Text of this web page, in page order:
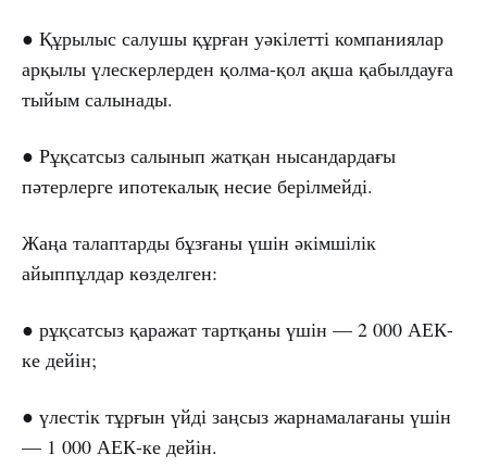
● Құрылыс салушы құрған уәкілетті компаниялар
арқылы үлескерлерден қолма-қол ақша қабылдауға
тыйым салынады.
● Рұқсатсыз салынып жатқан нысандардағы
пәтерлерге ипотекалық несие берілмейді.
Жаңа талаптарды бұзғаны үшін әкімшілік
айыппұлдар көзделген:
● рұқсатсыз қаражат тартқаны үшін — 2 000 АЕК-
ке дейін;
● үлестік тұрғын үйді заңсыз жарнамалағаны үшін
— 1 000 АЕК-ке дейін.